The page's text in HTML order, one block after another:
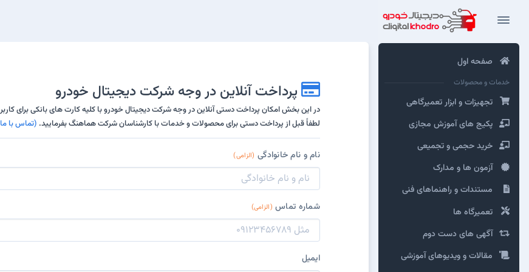
صفحه اول
خدمات و محصولات
تجهیزات و ابزار تعمیرگاهی
پکیج های آموزش مجازی
خرید حجمی و تجمیعی
آزمون ها و مدارک
مستندات و راهنماهای فنی
تعمیرگاه ها
آگهی های دست دوم
مقالات و ویدیوهای آموزشی
پرداخت آنلاین در وجه شرکت دیجیتال خودرو
در این بخش امکان پرداخت دستی آنلاین در وجه شرکت دیجیتال خودرو با کلیه کارت های بانکی برای
لطفاً قبل از پرداخت دستی برای محصولات و خدمات با کارشناسان شرکت هماهنگ بفرمایید. (تماس با
نام و نام خانوادگی (الزامی)
شماره تماس (الزامی)
ایمیل